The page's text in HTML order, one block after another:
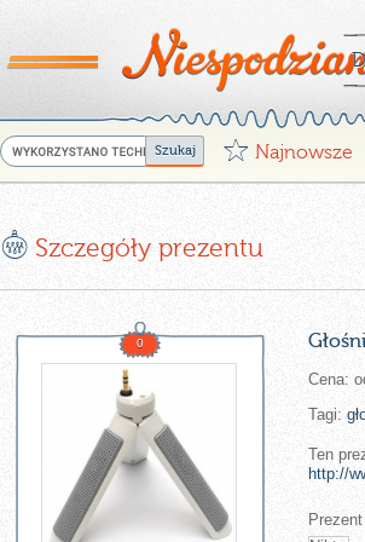
G Najnowsze
E Szczegóły prezentu
0
Cena:
Tagi:
Ten
http://